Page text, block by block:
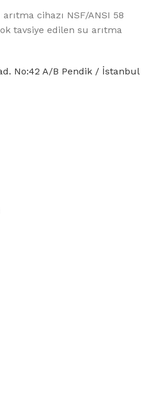
cihazı NSF/ANSI 58
tavsiye edilen su arıtma
No:42 A/B Pendik / İstanbul